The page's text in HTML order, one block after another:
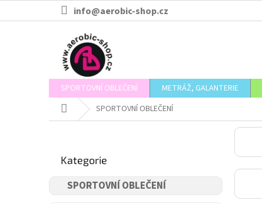
info@aerobic-shop.cz
SPORTOVNÍ OBLEČENÍ METRÁŽ, GALANTERIE
Domů SPORTOVNÍ OBLEČENÍ
kategorie
Kategorie
SPORTOVNÍ OBLEČENÍ